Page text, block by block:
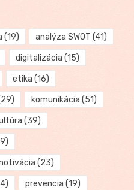
(19) analýza SWOT (41)
digitalizácia (15)
etika (16)
komunikácia (51)
(39)
(23)
prevencia (19)